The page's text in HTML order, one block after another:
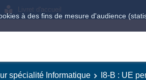
à des fins de mesure d'audience
Livret d'accueil
spécialité Informatique
I8-B : UE